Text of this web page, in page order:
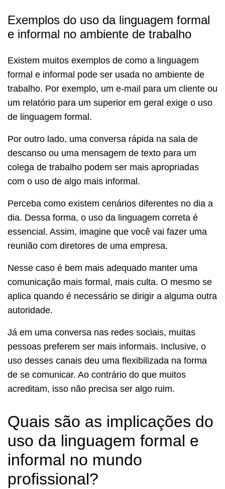
Exemplos do uso da linguagem formal
e informal no ambiente de trabalho
Existem muitos exemplos de como a linguagem
formal e informal pode ser usada no ambiente de
trabalho. Por exemplo, um e-mail para um cliente ou
um relatório para um superior em geral exige o uso
de linguagem formal.
Por outro lado, uma conversa rápida na sala de
descanso ou uma mensagem de texto para um
colega de trabalho podem ser mais apropriadas
com o uso de algo mais informal.
Perceba como existem cenários diferentes no dia a
dia. Dessa forma, o uso da linguagem correta é
essencial. Assim, imagine que você vai fazer uma
reunião com diretores de uma empresa.
Nesse caso é bem mais adequado manter uma
comunicação mais formal, mais culta. O mesmo se
aplica quando é necessário se dirigir a alguma outra
autoridade.
Já em uma conversa nas redes sociais, muitas
pessoas preferem ser mais informais. Inclusive, o
uso desses canais deu uma flexibilizada na forma
de se comunicar. Ao contrário do que muitos
acreditam, isso não precisa ser algo ruim.
Quais são as implicações do
uso da linguagem formal e
informal no mundo
profissional?